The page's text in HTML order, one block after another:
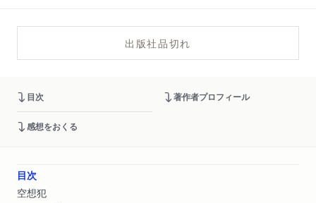
出版社品切れ
目次 著作者プロフィール
感想をおくる
目次
空想犯